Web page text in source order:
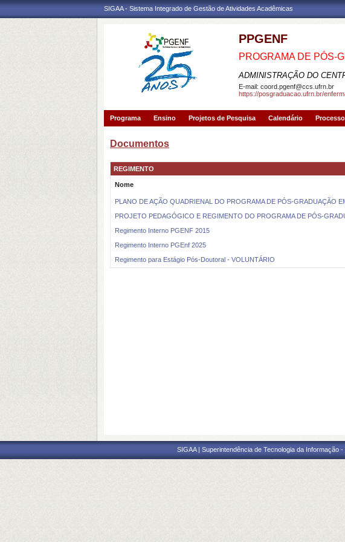
SIGAA - Sistema Integrado de Gestão de Atividades Acadêmicas
PPGENF
PROGRAMA DE PÓS-
ADMINISTRAÇÃO DO
E-mail: coord.pgenf@ccs.ufrn.br
https://posgraduacao.ufrn.br/
Programa Ensino Projetos de Pesquisa Calendário
Documentos
REGIMENTO
Nome
PLANO DE AÇÃO QUADRIENAL DO PROGRAMA DE PÓS-GRADUAÇÃO
PROJETO PEDAGÓGICO E REGIMENTO DO PROGRAMA DE PÓS-
Regimento Interno PGENF 2015
Regimento Interno PGEnf 2025
Regimento para Estágio Pós-Doutoral - VOLUNTÁRIO
SIGAA | Superintendência de Tecnologia da